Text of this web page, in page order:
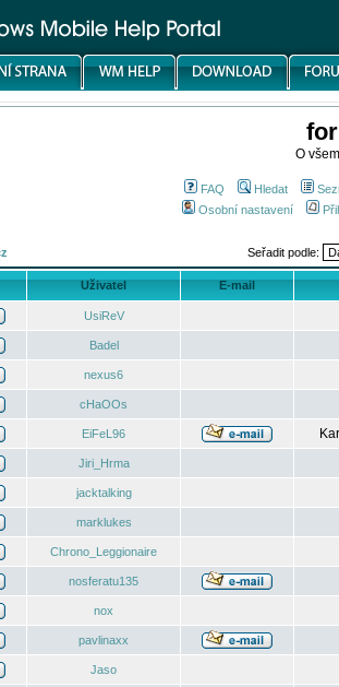
O
FAQ Hledat
Osobní nastavení
Seřadit podle:
Uživatel E-mail
UsiReV
Badel
nexus6
cHaOOs
EiFeL96
Jiri_Hrma
jacktalking
marklukes
Chrono_Leggionaire
nosferatu135
nox
pavlinaxx
Jaso